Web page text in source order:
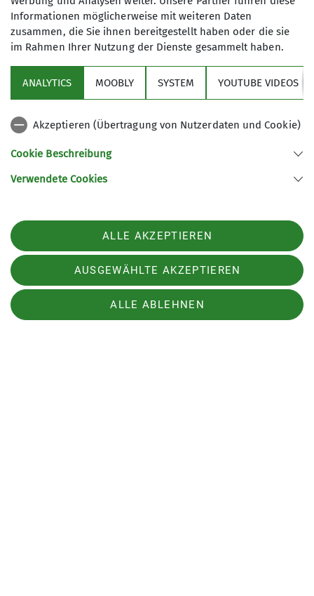
den Winterweg gings dann zum Dreisesselhaus.
Die Sicht wurde zunehmend schlechter und es
fing an zu schneien, am Dreisesselhaus kam die
Überlegung umzukehren oder weiter gehen, man
entschloss sich weiter bis zum Dreiländereck zu
gehen. Durch eine herrliche und unverspurte
Winterlandschaft weiter zum Dreiländereck. Die
Sicht wurde immer schlechter und man kam zur
Entscheidung nicht mehr bis zum Tchechischen
Plöckenstein zu gehen. Auf den Anstiegsweg
Anschließend kehrte man zurück zum
Ausgangspunkt.
Informationen möglicherweise mit weiteren Daten
zusammen, die Sie ihnen bereitgestellt haben oder die sie
im Rahmen Ihrer Nutzung der Dienste gesammelt haben.
ANALYTICS MOOBLY SYSTEM YOUTUBE VIDEOS
Akzeptieren (Übertragung von Nutzerdaten und Cookie)
Cookie Beschreibung
Verwendete Cookies
ALLE AKZEPTIEREN
AUSGEWÄHLTE AKZEPTIEREN
ALLE ABLEHNEN